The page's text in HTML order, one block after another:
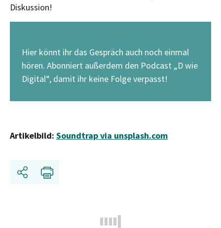
Diskussion!
Hier könnt ihr das Gespräch auch noch einmal
hören. Abonniert außerdem den Podcast „D wie
Digital“, damit ihr keine Folge verpasst!
Artikelbild: Soundtrap via unsplash.com
Share